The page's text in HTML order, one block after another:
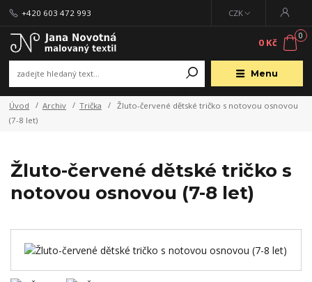
Menu
CZK
+420 603 472 993
0
0 Kč
Úvod Archiv Trička
Žluto-červené dětské tričko s notovou osnovou
(7-8 let)
Žluto-červené dětské tričko s
notovou osnovou (7-8 let)